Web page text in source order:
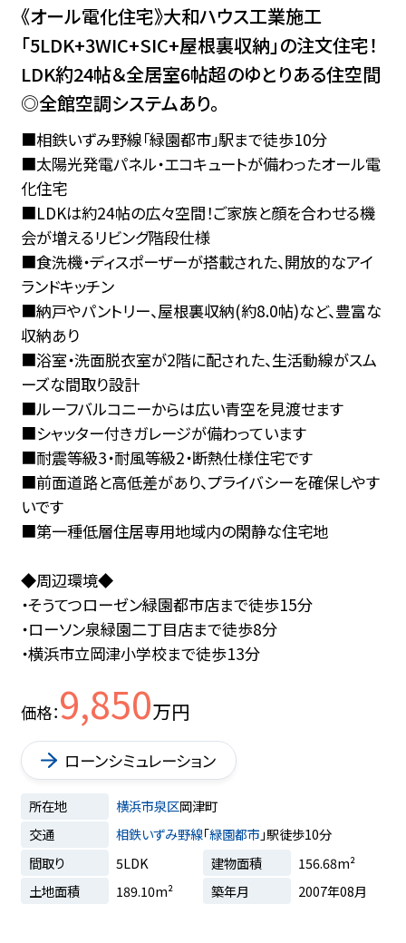
《オール電化住宅》大和ハウス工業施工
「5LDK+3WIC+SIC+屋根裏収納」の注文住宅！
LDK約24帖＆全居室6帖超のゆとりある住空間
◎全館空調システムあり。
■相鉄いずみ野線「緑園都市」駅まで徒歩10分
■太陽光発電パネル・エコキュートが備わったオール電
化住宅
■LDKは約24帖の広々空間！ご家族と顔を合わせる機
会が増えるリビング階段仕様
■食洗機・ディスポーザーが搭載された、開放的なアイ
ランドキッチン
■納戸やパントリー、屋根裏収納(約8.0帖)など、豊富な
収納あり
■浴室・洗面脱衣室が2階に配された、生活動線がスム
ーズな間取り設計
■ルーフバルコニーからは広い青空を見渡せます
■シャッター付きガレージが備わっています
■耐震等級3・耐風等級2・断熱仕様住宅です
■前面道路と高低差があり、プライバシーを確保しやす
いです
■第一種低層住居専用地域内の閑静な住宅地
◆周辺環境◆
・そうてつローゼン緑園都市店まで徒歩15分
・ローソン泉緑園二丁目店まで徒歩8分
・横浜市立岡津小学校まで徒歩13分
価格 9,850万円
ローンシミュレーション
所在地 横浜市泉区岡津町
交通
相鉄いずみ野線「緑園都市 」駅徒歩10分
間取り
5LDK 建物面積
156.68m²
土地面積
189.10m² 築年月 2007年08月